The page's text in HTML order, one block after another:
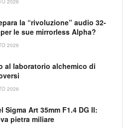
la “rivoluzione” audio 32-
le sue mirrorless Alpha?
2026
al laboratorio alchemico di
2026
Sigma Art 35mm F1.4 DG II:
pietra miliare